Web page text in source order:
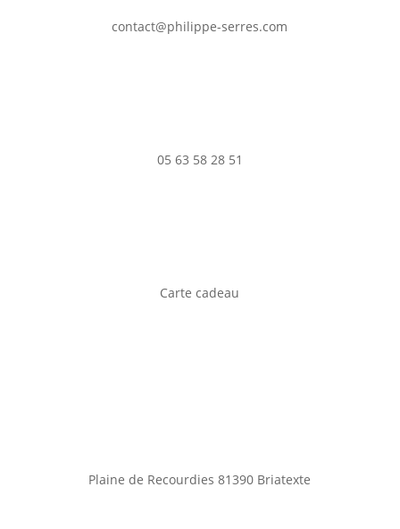
contact@philippe-serres.com
05 63 58 28 51
Carte cadeau
Plaine de Recourdies81390 Briatexte